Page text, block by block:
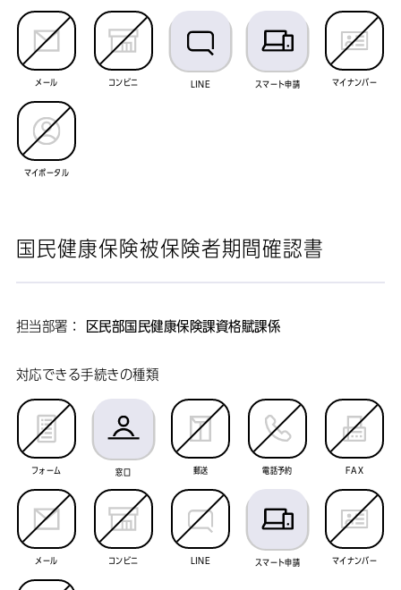
メール コンビニ LINE スマート申請 マイナンバー
マイポータル
国民健康保険被保険者期間確認書
担当部署： 区民部国民健康保険課資格賦課係
対応できる手続きの種類
フォーム 窓口 郵送 電話予約 FAX
メール コンビニ LINE スマート申請 マイナンバー